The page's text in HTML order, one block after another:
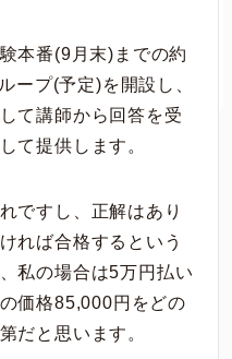
本番(9月末)までの約
ープ(予定)を開設し、
て講師から回答を受
て提供します。
ですし、正解はあり
れば合格するという
私の場合は5万円払い
価格85,000円をどの
だと思います。